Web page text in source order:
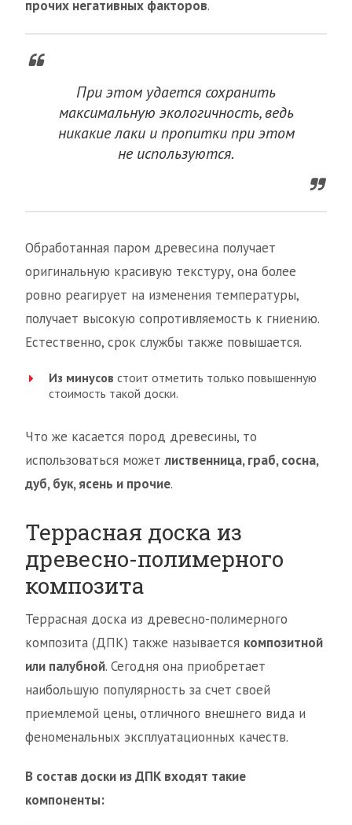
прочих негативных факторов.
При этом удается сохранить
максимальную экологичность, ведь
никакие лаки и пропитки при этом
не используются.
Обработанная паром древесина получает
оригинальную красивую текстуру, она более
ровно реагирует на изменения температуры,
получает высокую сопротивляемость к гниению.
Естественно, срок службы также повышается.
Из минусов стоит отметить только повышенную
стоимость такой доски.
Что же касается пород древесины, то
использоваться можетлиственница, граб, сосна,
дуб, бук, ясень и прочие.
Террасная доска из
древесно-полимерного
композита
Террасная доска из древесно-полимерного
композита (ДПК) также называется композитной
или палубной. Сегодня она приобретает
наибольшую популярность за счет своей
приемлемой цены, отличного внешнего вида и
феноменальных эксплуатационных качеств.
В состав доски из ДПК входят такие
компоненты: